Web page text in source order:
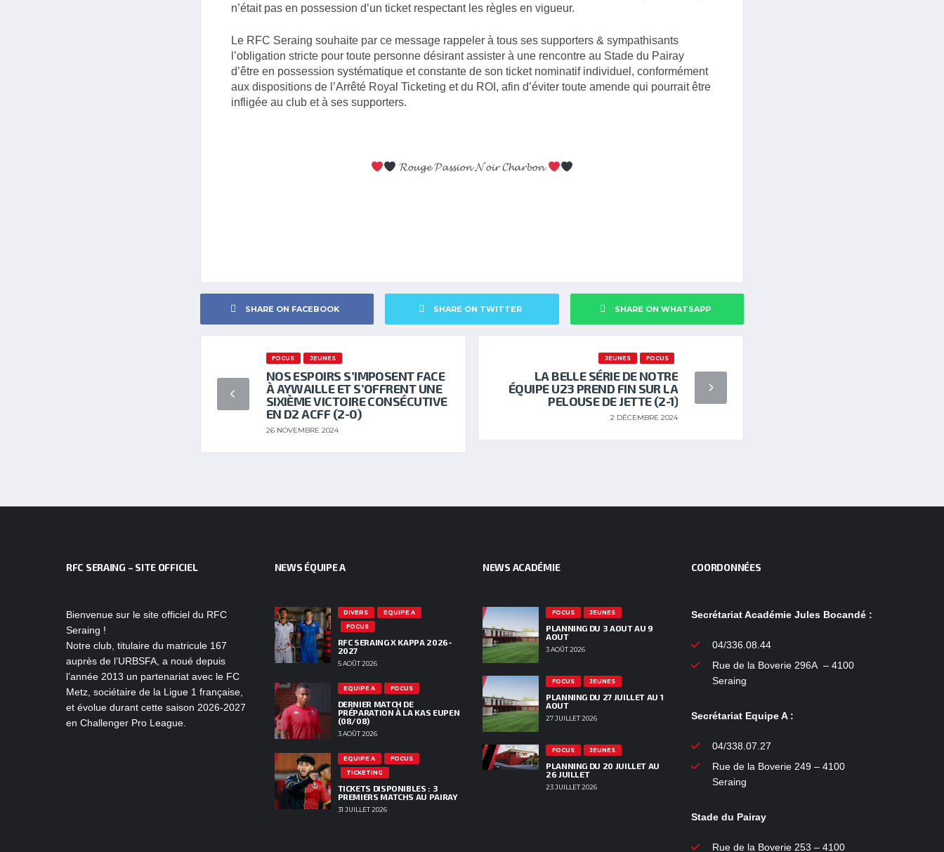
n’était pas en possession d’un ticket respectant les règles en vigueur.
Le RFC Seraing souhaite par ce message rappeler à tous ses supporters & sympathisants
l’obligation stricte pour toute personne désirant assister à une rencontre au Stade du Pairay
d’être en possession systématique et constante de son ticket nominatif individuel, conformément
aux dispositions de l’Arrêté Royal Ticketing et du ROI, afin d’éviter toute amende qui pourrait être
infligée au club et à ses supporters.
𝓡𝓸𝓾𝓰𝓮 𝓟𝓪𝓼𝓼𝓲𝓸𝓷 𝓝𝓸𝓲𝓻 𝓒𝓱𝓪𝓻𝓫𝓸𝓷
SHARE ON FACEBOOK SHARE ON TWITTER SHARE ON WHATSAPP
FOCUS JEUNES
NOS ESPOIRS S’IMPOSENT FACE
À AYWAILLE ET S’OFFRENT UNE
SIXIÈME VICTOIRE CONSÉCUTIVE
EN D2 ACFF (2-0)
26 NOVEMBRE 2024
FOCUS
JEUNES
LA BELLE SÉRIE DE NOTRE
ÉQUIPE U23 PREND FIN SUR LA
PELOUSE DE JETTE (2-1)
2 DÉCEMBRE 2024
RFC SERAING – SITE OFFICIEL
Bienvenue sur le site officiel du RFC
Seraing !
Notre club, titulaire du matricule 167
auprès de l’URBSFA, a noué depuis
l’année 2013 un partenariat avec le FC
Metz, sociétaire de la Ligue 1 française,
et évolue durant cette saison 2026-2027
en Challenger Pro League.
NEWS ÉQUIPE A
DIVERS
EQUIPE A
FOCUS
RFC SERAING X KAPPA 2026-
2027
5 AOÛT 2026
EQUIPE A FOCUS
DERNIER MATCH DE
PRÉPARATION À LA KAS EUPEN
(08/08)
3 AOÛT 2026
EQUIPE A
FOCUS
TICKETING
TICKETS DISPONIBLES : 3
PREMIERS MATCHS AU PAIRAY
31 JUILLET 2026
NEWS ACADÉMIE
FOCUS JEUNES
PLANNING DU 3 AOUT AU 9
AOUT
3 AOÛT 2026
FOCUS JEUNES
PLANNING DU 27 JUILLET AU 1
AOUT
27 JUILLET 2026
FOCUS JEUNES
PLANNING DU 20 JUILLET AU
26 JUILLET
23 JUILLET 2026
COORDONNÉES
Secrétariat Académie Jules Bocandé :
04/336.08.44
Rue de la Boverie 296A – 4100
Seraing
Secrétariat Equipe A :
04/338.07.27
Rue de la Boverie 249 – 4100
Seraing
Stade du Pairay
Rue de la Boverie 253 – 4100